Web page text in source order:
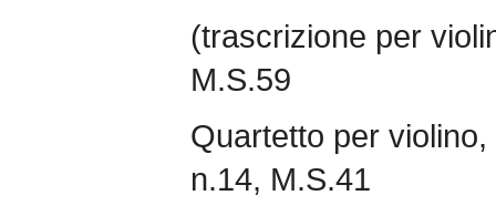
(trascrizione per
M.S.59
Quartetto per
n.14, M.S.41